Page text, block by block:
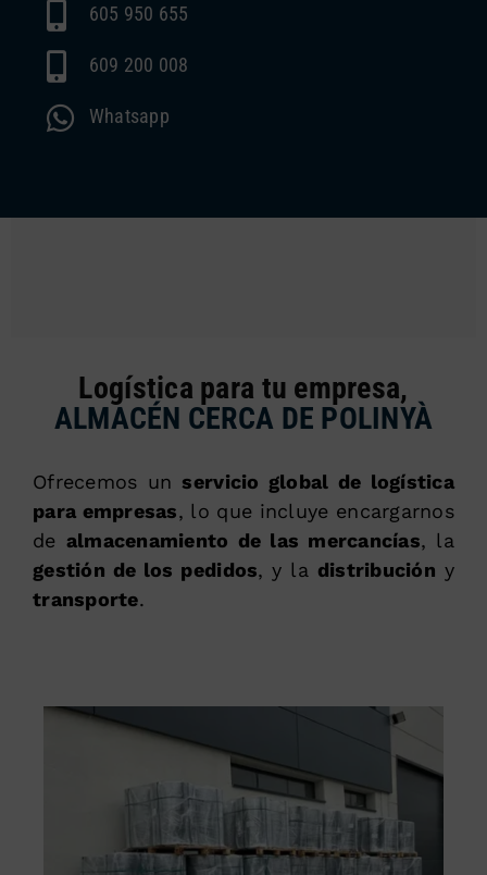
605 950 655
609 200 008
Whatsapp
Logística para tu empresa,
ALMACÉN CERCA DE POLINYÀ
Ofrecemos un servicio global de logística
para empresas, lo que incluye encargarnos
de almacenamiento de las mercancías, la
gestión de los pedidos, y la distribución y
transporte.